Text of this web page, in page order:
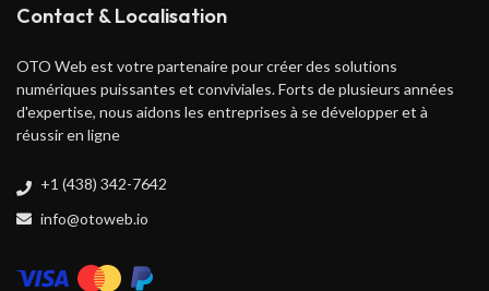
Contact & Localisation
OTO Web est votre partenaire pour créer des solutions
numériques puissantes et conviviales. Forts de plusieurs années
d'expertise, nous aidons les entreprises à se développer et à
réussir en ligne
+1 (438) 342-7642
info@otoweb.io